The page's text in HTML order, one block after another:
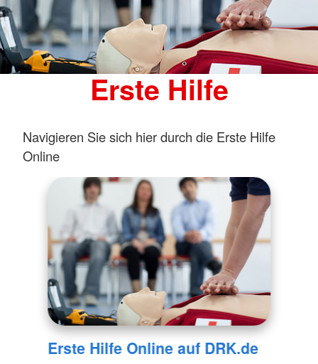
Erste Hilfe
Navigieren Sie sich hier durch die Erste Hilfe
Online
Erste Hilfe Online auf DRK.de